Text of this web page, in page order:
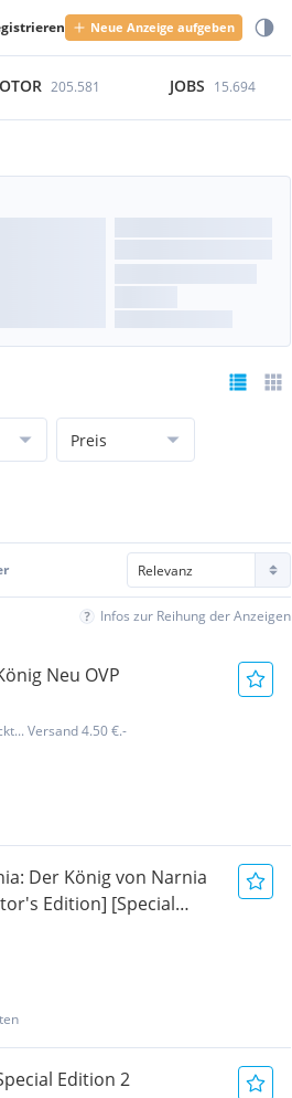
Neue Anzeige aufgeben
205.581 JOBS 15.694
Preis
Infos zur Reihung der Anzeigen
Neu OVP
Versand 4.50 €.-
Der König von Narnia
Edition] [Special
Edition 2